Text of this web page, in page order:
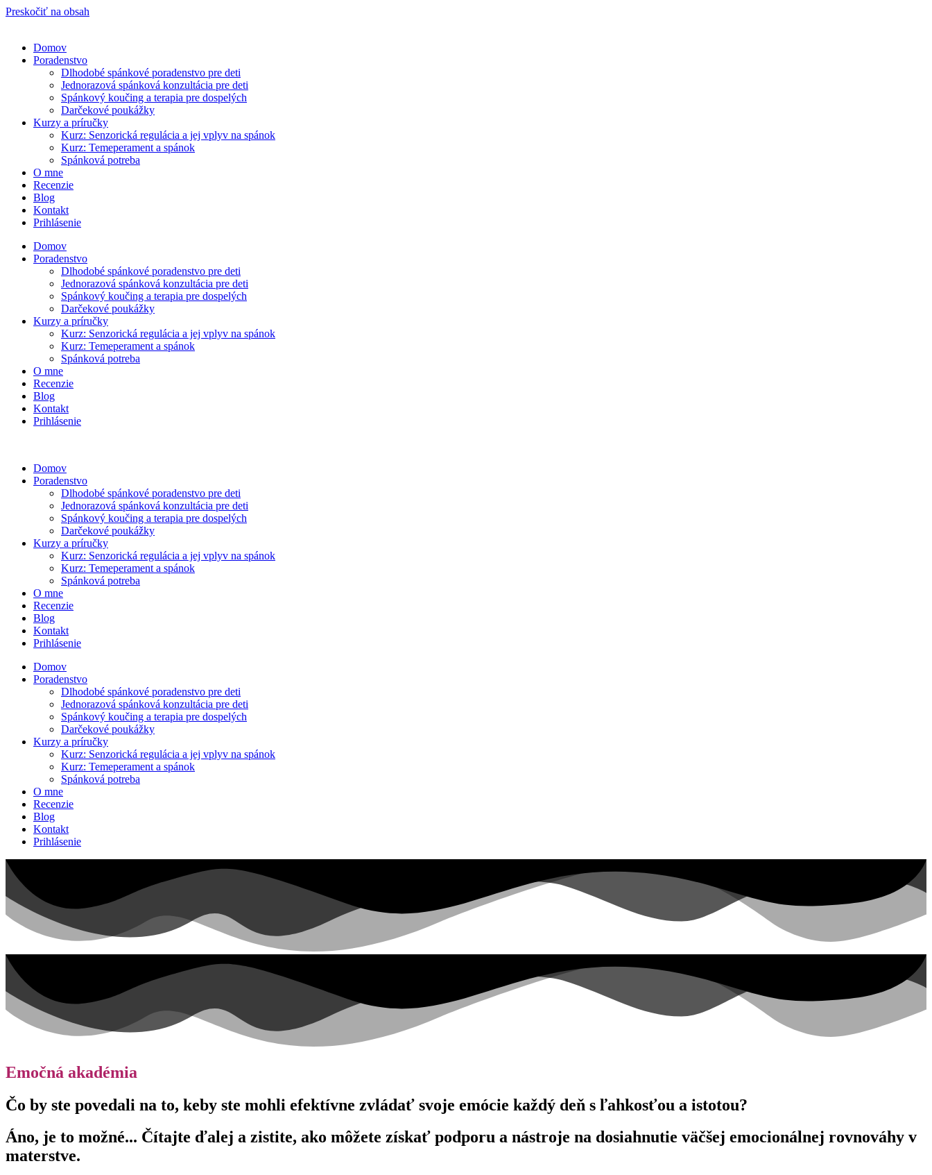
Preskočiť na obsah
Domov
Poradenstvo
Dlhodobé spánkové poradenstvo pre deti
Jednorazová spánková konzultácia pre deti
Spánkový koučing a terapia pre dospelých
Darčekové poukážky
Kurzy a príručky
Kurz: Senzorická regulácia a jej vplyv na spánok
Kurz: Temeperament a spánok
Spánková potreba
O mne
Recenzie
Blog
Kontakt
Prihlásenie
Domov
Poradenstvo
Dlhodobé spánkové poradenstvo pre deti
Jednorazová spánková konzultácia pre deti
Spánkový koučing a terapia pre dospelých
Darčekové poukážky
Kurzy a príručky
Kurz: Senzorická regulácia a jej vplyv na spánok
Kurz: Temeperament a spánok
Spánková potreba
O mne
Recenzie
Blog
Kontakt
Prihlásenie
Domov
Poradenstvo
Dlhodobé spánkové poradenstvo pre deti
Jednorazová spánková konzultácia pre deti
Spánkový koučing a terapia pre dospelých
Darčekové poukážky
Kurzy a príručky
Kurz: Senzorická regulácia a jej vplyv na spánok
Kurz: Temeperament a spánok
Spánková potreba
O mne
Recenzie
Blog
Kontakt
Prihlásenie
Domov
Poradenstvo
Dlhodobé spánkové poradenstvo pre deti
Jednorazová spánková konzultácia pre deti
Spánkový koučing a terapia pre dospelých
Darčekové poukážky
Kurzy a príručky
Kurz: Senzorická regulácia a jej vplyv na spánok
Kurz: Temeperament a spánok
Spánková potreba
O mne
Recenzie
Blog
Kontakt
Prihlásenie
Emočná akadémia
Čo by ste povedali na to, keby ste mohli efektívne zvládať svoje emócie každý deň s ľahkosťou a istotou?
Áno, je to možné... Čítajte ďalej a zistite, ako môžete získať podporu a nástroje na dosiahnutie väčšej emocionálnej rovnováhy v
materstve.